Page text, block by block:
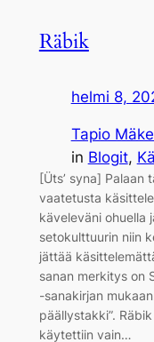
Räbik
helmi 8,
Tapio
in Blogit,
[Üts’ syna] Palaan
vaatetusta
käveleväni ohuella
setokulttuurin niin
jättää
sanan merkitys on
-sanakirjan
päällystakki”.
käytettiin vain…